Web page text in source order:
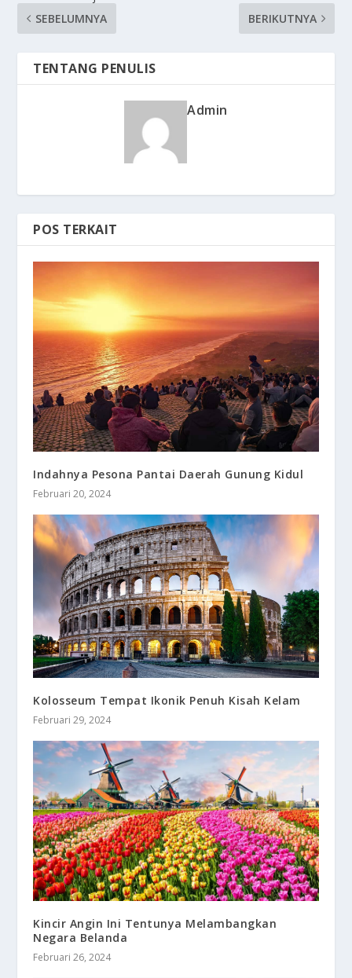
SEBELUMNYA
BERIKUTNYA
TENTANG PENULIS
Admin
POS TERKAIT
Indahnya Pesona Pantai Daerah Gunung Kidul
Februari 20, 2024
Kolosseum Tempat Ikonik Penuh Kisah Kelam
Februari 29, 2024
Kincir Angin Ini Tentunya Melambangkan
Negara Belanda
Februari 26, 2024